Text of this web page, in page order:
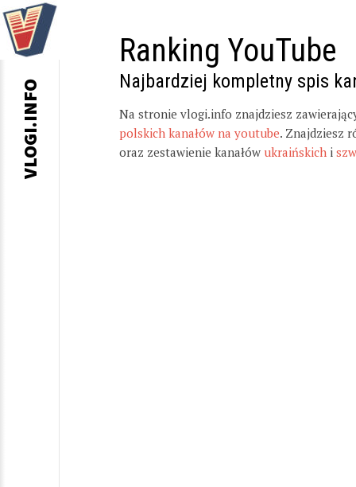
Ranking YouTube
Najbardziej kompletny spis
Na stronie vlogi.info znajdziesz
polskich kanałów na youtube. Znajdziesz
oraz zestawienie kanałów ukraińskich i
VLOGI.INFO